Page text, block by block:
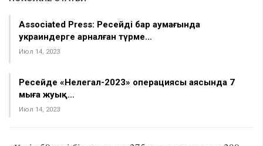
Associated Press: Ресейдің бар аумағында
украиндерге арналған түрме…
Июл 14, 2023
Ресейде «Нелегал-2023» операциясы аясында 7
мыңға жуық…
Июл 14, 2023